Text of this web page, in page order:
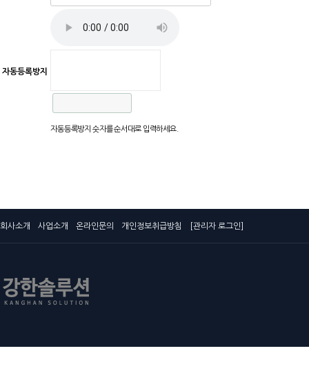
자동등록방지
자동등록방지 숫자를 순서대로 입력하세요.
회사소개 사업소개 온라인문의 개인정보취급방침 [관리자 로그인]